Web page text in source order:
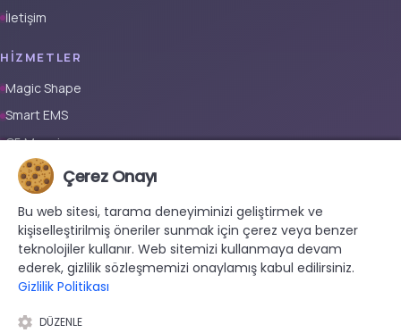
İletişim
HIZMETLER
Magic Shape
Smart EMS
G5 Masajı
Tüm Vücut Epilasyon (Erkek)
Tüm Vücut Epilasyon (Kadın)
Protez Tırnak
İLETIŞIM
+90 533 038 48 24
hello@renewandrevive.co
Çerez Onayı
Bu web sitesi, tarama deneyiminizi geliştirmek ve
kişiselleştirilmiş öneriler sunmak için çerez veya benzer
teknolojiler kullanır. Web sitemizi kullanmaya devam
ederek, gizlilik sözleşmemizi onaylamış kabul edilirsiniz.
Gizlilik Politikası
DÜZENLE